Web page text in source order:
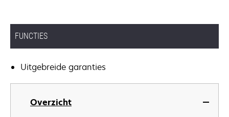
FUNCTIES
Uitgebreide garanties
Overzicht